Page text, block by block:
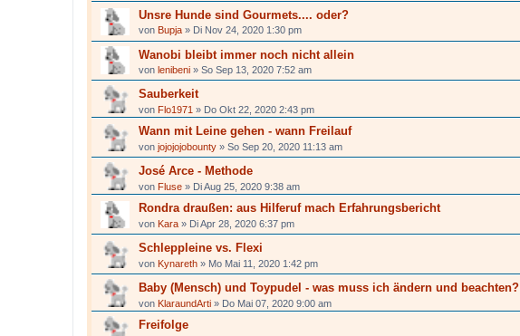
Unsre Hunde sind Gourmets.... oder?
von Bupja » Di Nov 24, 2020 1:30 pm
Wanobi bleibt immer noch nicht allein
von lenibeni » So Sep 13, 2020 7:52 am
Sauberkeit
von Flo1971 » Do Okt 22, 2020 2:43 pm
Wann mit Leine gehen - wann Freilauf
von jojojojobounty » So Sep 20, 2020 11:13 am
José Arce - Methode
von Fluse » Di Aug 25, 2020 9:38 am
Rondra draußen: aus Hilferuf mach Erfahrungsbericht
von Kara » Di Apr 28, 2020 6:37 pm
Schleppleine vs. Flexi
von Kynareth » Mo Mai 11, 2020 1:42 pm
Baby (Mensch) und Toypudel - was muss ich ändern und beachten?
von KlaraundArti » Do Mai 07, 2020 9:00 am
Freifolge